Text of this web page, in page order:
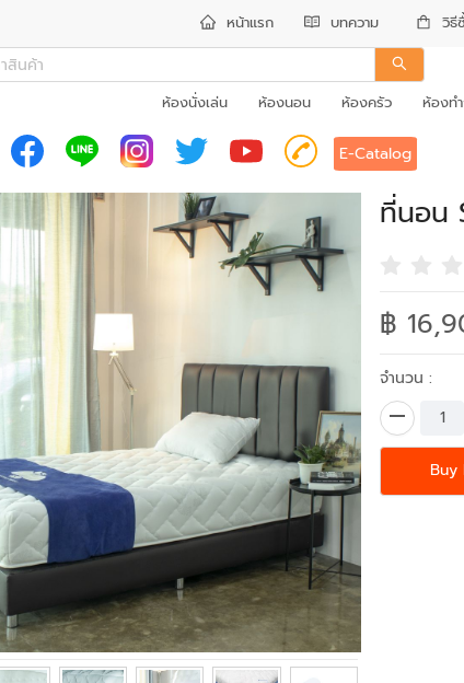
หน้าแรก บทความ วิธี
ห้องนั่งเล่น
ห้องนอน ห้องครัว ห้องท
E-Catalog
ที่นอน
฿
จำนวน :
Buy